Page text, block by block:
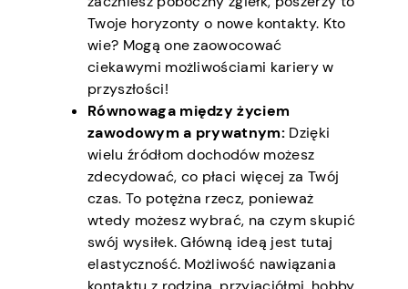
Twoje horyzonty o nowe kontakty. Kto
wie? Mogą one zaowocować
ciekawymi możliwościami kariery w
przyszłości!
Równowaga między życiem
zawodowym a prywatnym: Dzięki
wielu źródłom dochodów możesz
zdecydować, co płaci więcej za Twój
czas. To potężna rzecz, ponieważ
wtedy możesz wybrać, na czym skupić
swój wysiłek. Główną ideą jest tutaj
elastyczność. Możliwość nawiązania